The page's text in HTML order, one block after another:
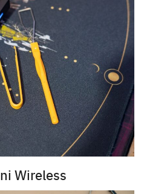
Wireless